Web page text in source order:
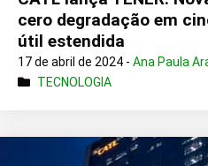
cero degradação em
útil estendida
17 de abril de 2024 - Ana Paula
TECNOLOGIA